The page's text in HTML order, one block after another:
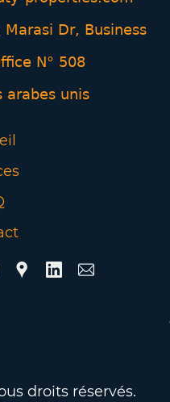
Dr, Business
N° 508
arabes unis
droits réservés.